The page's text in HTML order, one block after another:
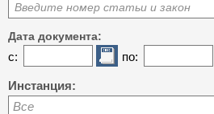
Введите номер статьи и закон
Дата документа:
с: по:
Инстанция:
Все